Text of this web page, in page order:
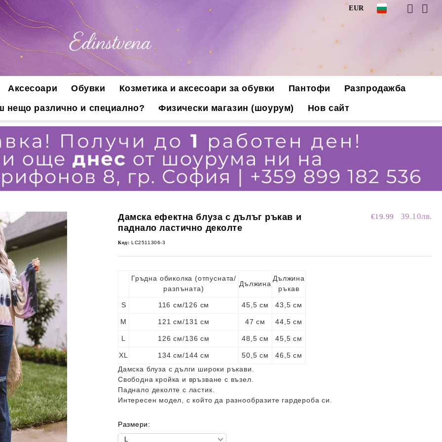
EUR
Аксесоари Обувки Козметика и аксесоари за обувки Пантофи
Разпродажба
нещо различно и специално?
Физически магазин (шоурум) Нов сайт
Дамска ефектна блуза с дълъг ръкав и
паднало ластично деколте
€19.99 39.10лв.
Код: LC2511306-3
Гръдна обиколка (отпусната/
разпъната)
Дължина
Дължина
ръкав
S 116 см/126 см 45,5 см 43,5 см
M 121 см/131 см 47 см 44,5 см
L 126 см/136 см 48,5 см 45,5 см
XL 134 см/144 см 50,5 см
46,5 см
Дамска блуза с дълги широки ръкави.
Свободна кройка и връзване с възел.
Паднало деколте с ластик.
Интересен модел, с който да разнообразите гардероба си.
Размери: